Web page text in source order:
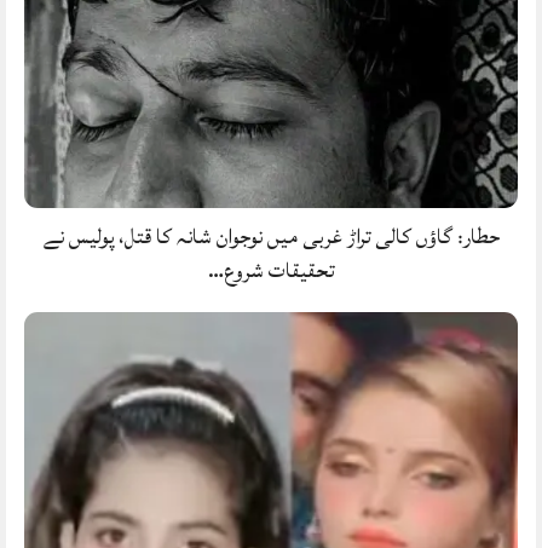
حطار: گاؤں کالی تراڑ غربی میں نوجوان شانہ کا قتل، پولیس نے
تحقیقات شروع…